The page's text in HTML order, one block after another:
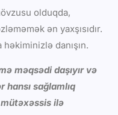
olduqda,
ən yaxşısıdır.
danışın.
məqsədi daşıyır və
sağlamlıq
ilə